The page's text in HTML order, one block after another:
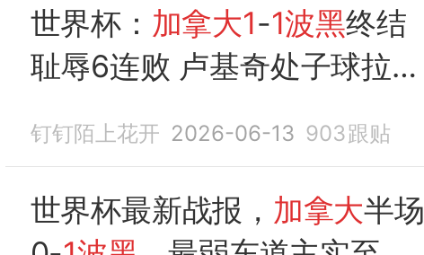
世界杯： 加拿大1-1波黑终结
耻辱6连败 卢基奇处子球拉林
钉钉陌上花开 2026-06-13 903跟贴
世界杯最新战报， 加拿大半场